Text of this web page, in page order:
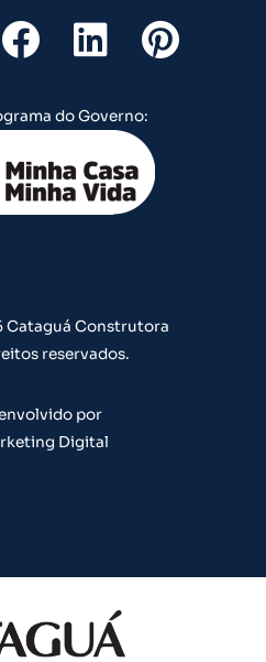
F
a
c
e
b
o
L
i
n
k
e
d
P
i
t
do Governo:
Cataguá Construtora
reservados.
por
Digital